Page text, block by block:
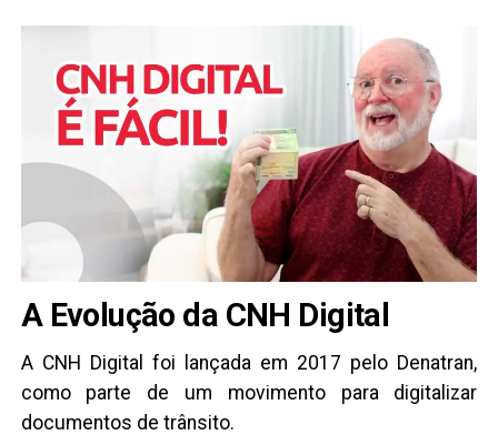
A Evolução da CNH Digital
A CNH Digital foi lançada em 2017 pelo Denatran,
como parte de um movimento para digitalizar
documentos de trânsito.